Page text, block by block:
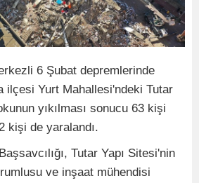
6 Şubat depremlerinde
ilçesi Yurt Mahallesi'ndeki Tutar
yıkılması sonucu 63 kişi
kişi de yaralandı.
Tutar Yapı Sitesi'nin
ve inşaat mühendisi